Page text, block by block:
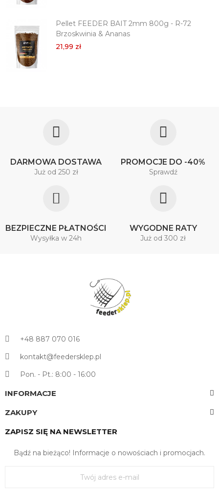
Pellet FEEDER BAIT 2mm 800g - R-72
Brzoskwinia & Ananas
21,99 zł
DARMOWA DOSTAWA
Już od 250 zł
PROMOCJE DO -40%
Sprawdź
BEZPIECZNE PŁATNOŚCI
Wysyłka w 24h
WYGODNE RATY
Już od 300 zł
+48 887 070 016
kontakt@feedersklep.pl
Pon. - Pt.: 8:00 - 16:00
INFORMACJE
ZAKUPY
ZAPISZ SIĘ NA NEWSLETTER
Bądź na bieżąco! Informacje o nowościach i promocjach.